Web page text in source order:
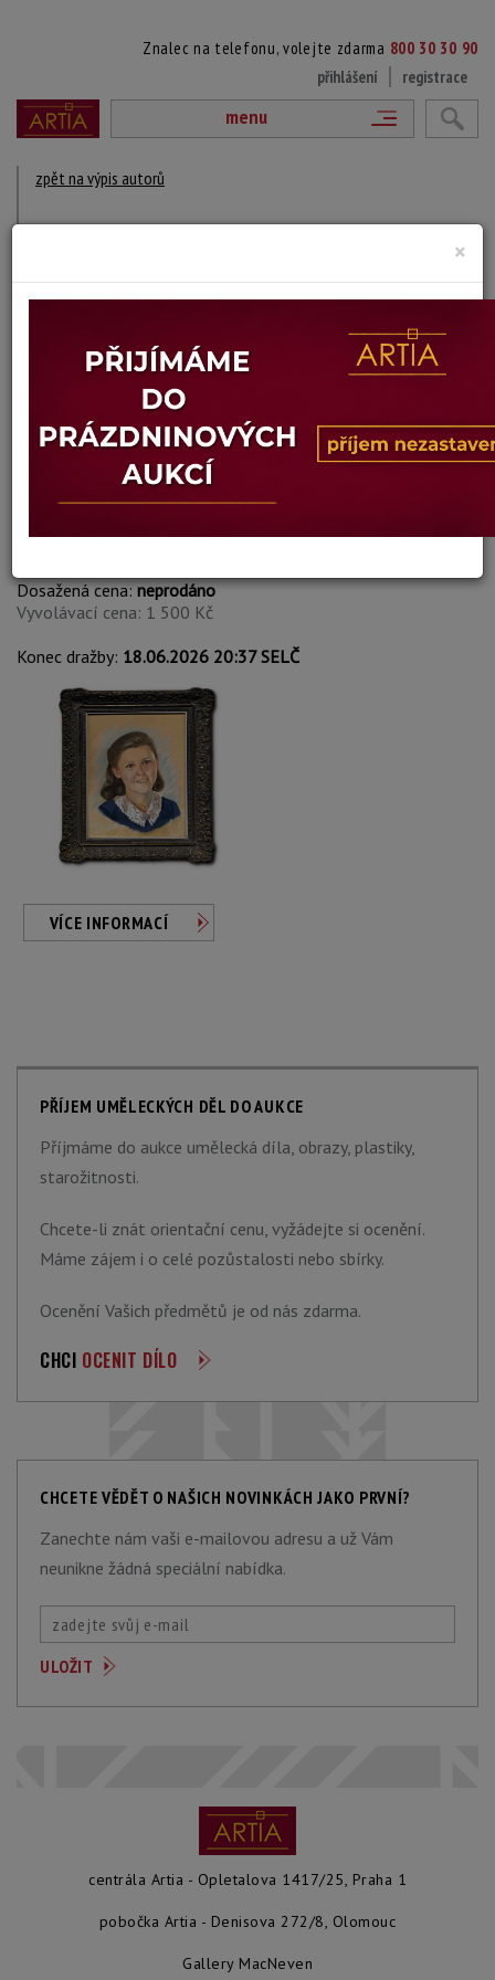
Znalec na telefonu, volejte zdarma 800 30 30 90
přihlášení
registrace
menu
zpět na výpis autorů
1910 - 1991
DÍLA V AUKCÍCH
Vilém Logner
223. PORTÉT LIBUŠKY LUBINKOVÉ
Dosažená cena:neprodáno
Vyvolávací cena: 1 500 Kč
Konec dražby: 18.06.2026 20:37 SELČ
VÍCE INFORMACÍ
PŘÍJEM UMĚLECKÝCH DĚL DO AUKCE
Příjmáme do aukce umělecká díla, obrazy, plastiky,
starožitnosti.
Chcete-li znát orientační cenu, vyžádejte si ocenění.
Máme zájem i o celé pozůstalosti nebo sbírky.
Ocenění Vašich předmětů je od nás zdarma.
CHCI OCENIT DÍLO
CHCETE VĚDĚT O NAŠICH NOVINKÁCH JAKO PRVNÍ?
Zanechte nám vaši e-mailovou adresu a už Vám
neunikne žádná speciální nabídka.
centrála Artia - Opletalova 1417/25, Praha 1
pobočka Artia - Denisova 272/8, Olomouc
Gallery MacNeven
×